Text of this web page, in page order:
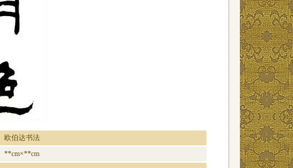
欧伯达书法
**cm×**cm